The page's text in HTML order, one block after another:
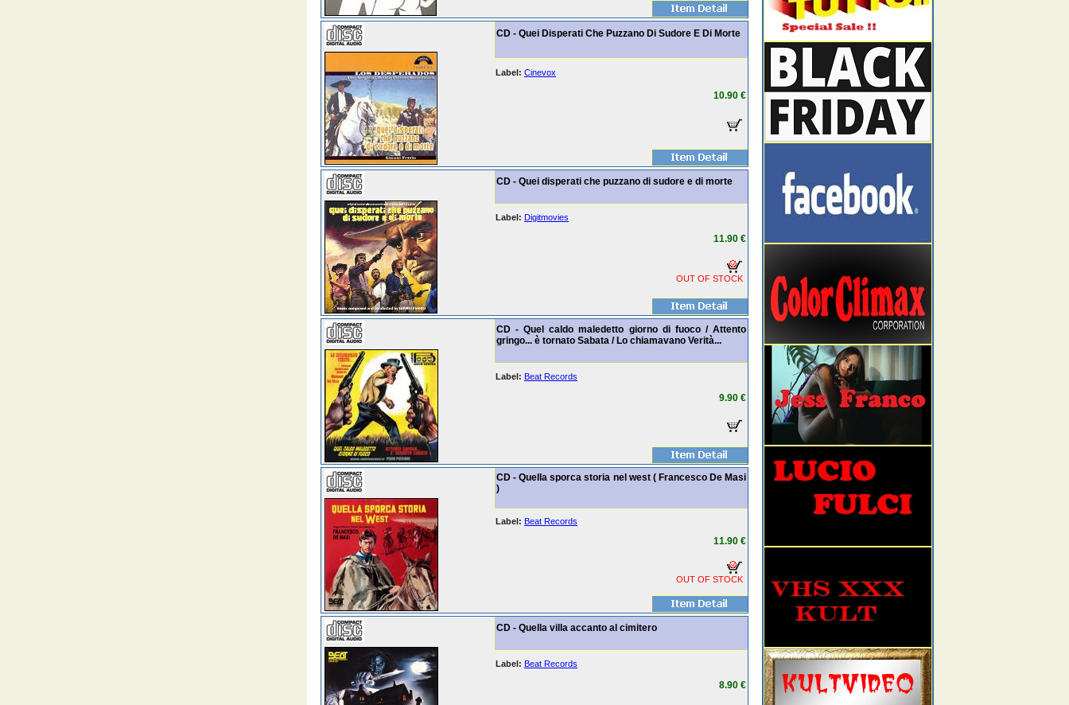
CD - Quei Disperati Che Puzzano Di Sudore E Di Morte
Label: Cinevox
10.90 €
CD - Quei disperati che puzzano di sudore e di morte
Label: Digitmovies
11.90 €
OUT OF STOCK
CD - Quel caldo maledetto giorno di fuoco / Attento
gringo... è tornato Sabata / Lo chiamavano Verità...
Label: Beat Records
9.90 €
CD - Quella sporca storia nel west ( Francesco De Masi
)
Label: Beat Records
11.90 €
OUT OF STOCK
CD - Quella villa accanto al cimitero
Label: Beat Records
8.90 €